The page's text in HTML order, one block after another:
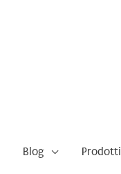
Blog Prodotti